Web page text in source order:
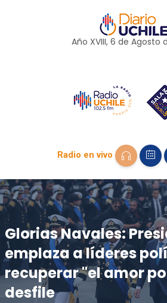
Año XVIII, 6 de Agosto
Radio en vivo
Glorias Navales:
emplaza a líderes
recuperar "el amor
desfile